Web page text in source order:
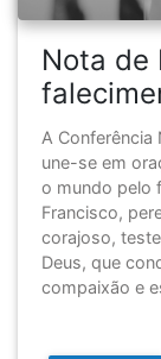
Nota de
A Conferência
une-se em
o mundo pelo
Francisco,
corajoso,
Deus, que
compaixão e